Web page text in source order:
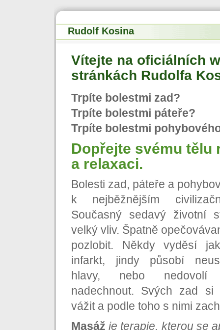
Rudolf Kosina
Vítejte na oficiálních
stránkách Rudolfa
Trpíte bolestmi zad?
Trpíte bolestmi páteře?
Trpíte bolestmi
Dopřejte svému tělu
a relaxaci.
Bolesti zad, páteře a
k nejběžnějším
Současný sedavý životní
velký vliv. Špatně
pozlobit. Někdy vyděsí
infarkt, jindy působí
hlavy, nebo
nadechnout. Svých zad si
vážit a podle toho s nimi
Masáž je terapie, kterou se